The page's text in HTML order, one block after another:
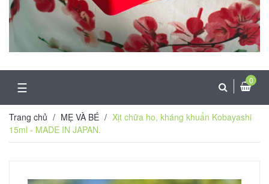
☰ 0
Trang chủ / MẸ VÀ BÉ / Xịt chữa ho, kháng khuẩn Kobayashi
15ml - MADE IN JAPAN.